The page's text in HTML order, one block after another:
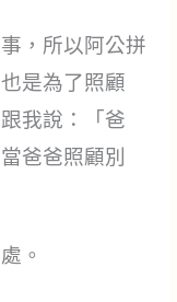
，所以阿公拼
是為了照顧
我說：「爸
爸爸照顧別
。